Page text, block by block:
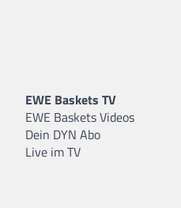
EWE Baskets TV
EWE Baskets Videos
Dein DYN Abo
Live im TV